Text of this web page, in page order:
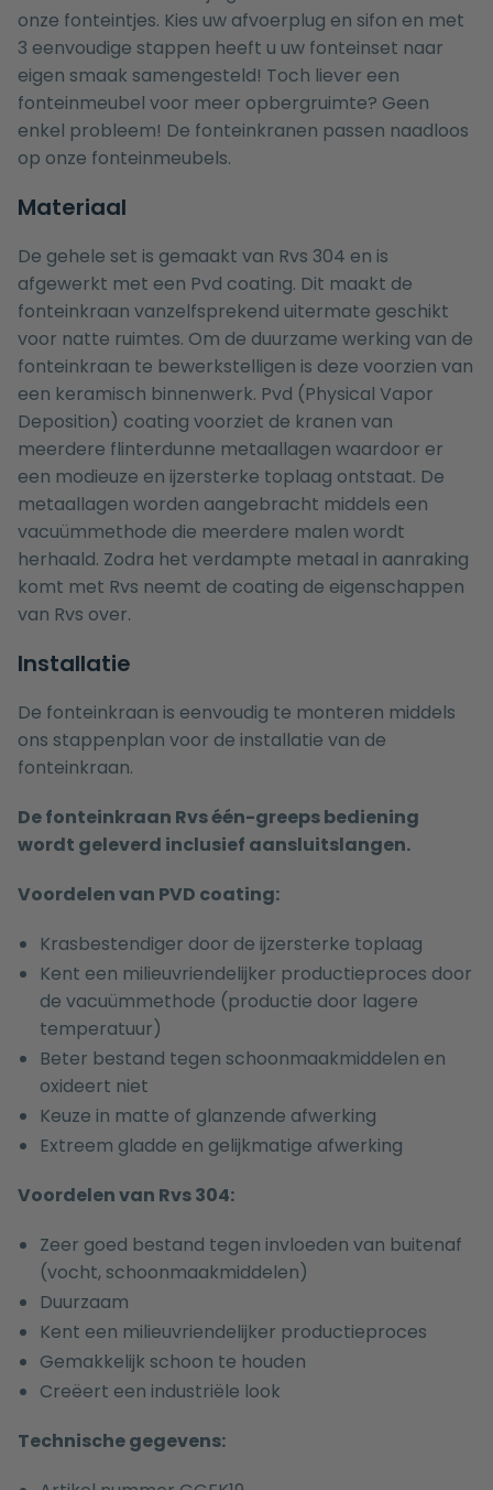
onze fonteintjes. Kies uw afvoerplug en sifon en met
3 eenvoudige stappen heeft u uw fonteinset naar
eigen smaak samengesteld! Toch liever een
fonteinmeubel voor meer opbergruimte? Geen
enkel probleem! De fonteinkranen passen naadloos
op onze fonteinmeubels.
Materiaal
De gehele set is gemaakt van Rvs 304 en is
afgewerkt met een Pvd coating. Dit maakt de
fonteinkraan vanzelfsprekend uitermate geschikt
voor natte ruimtes. Om de duurzame werking van de
fonteinkraan te bewerkstelligen is deze voorzien van
een keramisch binnenwerk. Pvd (Physical Vapor
Deposition) coating voorziet de kranen van
meerdere flinterdunne metaallagen waardoor er
een modieuze en ijzersterke toplaag ontstaat. De
metaallagen worden aangebracht middels een
vacuümmethode die meerdere malen wordt
herhaald. Zodra het verdampte metaal in aanraking
komt met Rvs neemt de coating de eigenschappen
van Rvs over.
Installatie
De fonteinkraan is eenvoudig te monteren middels
ons stappenplan voor de installatie van de
fonteinkraan.
De fonteinkraan Rvs één-greeps bediening
wordt geleverd inclusief aansluitslangen.
Voordelen van PVD coating:
Krasbestendiger door de ijzersterke toplaag
Kent een milieuvriendelijker productieproces door
de vacuümmethode (productie door lagere
temperatuur)
Beter bestand tegen schoonmaakmiddelen en
oxideert niet
Keuze in matte of glanzende afwerking
Extreem gladde en gelijkmatige afwerking
Voordelen van Rvs 304:
Zeer goed bestand tegen invloeden van buitenaf
(vocht, schoonmaakmiddelen)
Duurzaam
Kent een milieuvriendelijker productieproces
Gemakkelijk schoon te houden
Creëert een industriële look
Technische gegevens: